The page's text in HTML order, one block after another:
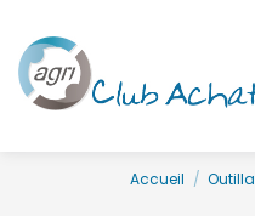
Accueil